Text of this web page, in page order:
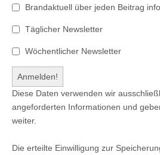
Brandaktuell über jeden Beitrag
Täglicher Newsletter
Wöchentlicher Newsletter
Diese Daten verwenden wir
angeforderten Informationen und
weiter.
Die erteilte Einwilligung zur